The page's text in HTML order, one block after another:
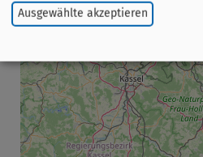
Ausgewählte akzeptieren